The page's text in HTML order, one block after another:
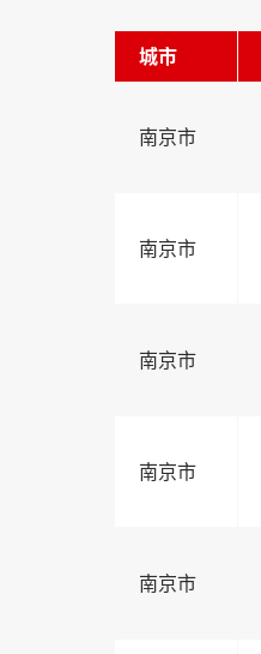
城市
南京市
南京市
南京市
南京市
南京市